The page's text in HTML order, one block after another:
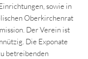
sowie in
Oberkirchenrat
Der Verein ist
Die Exponate
betreibenden